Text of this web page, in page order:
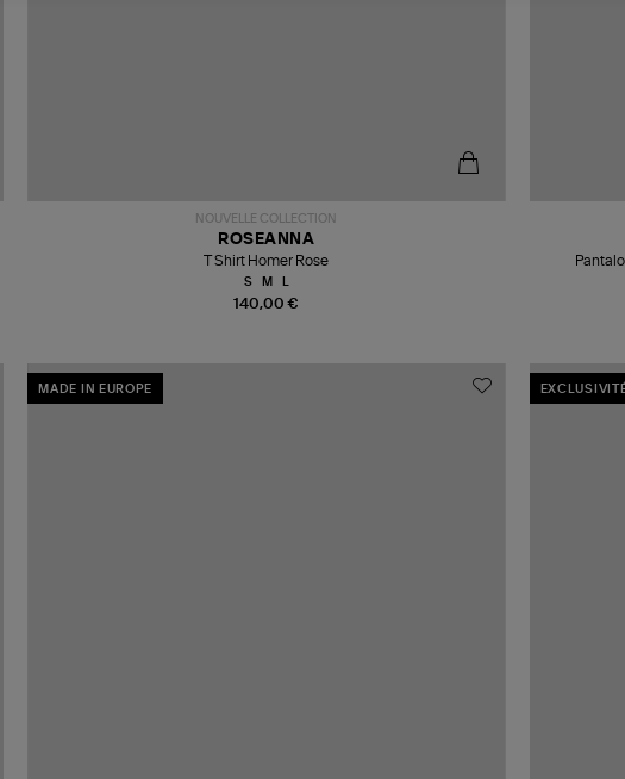
NOUVELLE COLLECTION
140,00 €
ROSEANNA
T Shirt Homer Rose
S M L
MADE IN EUROPE